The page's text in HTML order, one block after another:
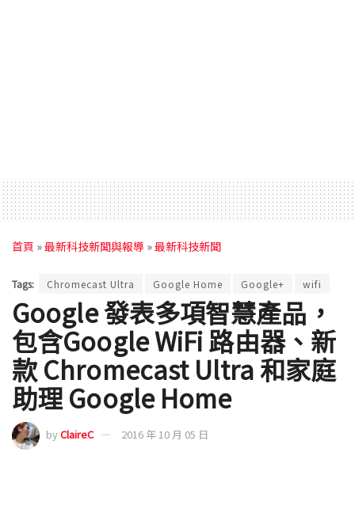
首頁 »最新科技新聞與報導 »最新科技新聞
Tags: Chromecast Ultra Google Home Google+ wifi
Google 發表多項智慧產品，
包含Google WiFi 路由器、新
款 Chromecast Ultra 和家庭
助理 Google Home
byClaireC 2016 年 10 月 05 日